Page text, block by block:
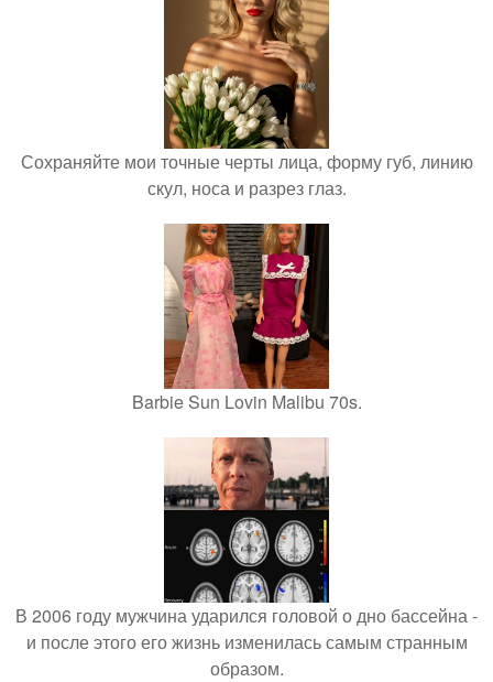
Сохраняйте мои точные черты лица, форму губ, линию
скул, носа и разрез глаз.
Barbie Sun Lovin Malibu 70s.
В 2006 году мужчина ударился головой о дно бассейна -
и после этого его жизнь изменилась самым странным
образом.